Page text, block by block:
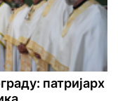
патријарх